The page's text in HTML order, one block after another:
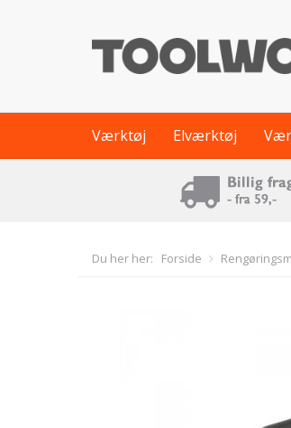
Værktøj Elværktøj
Du her her: Forside